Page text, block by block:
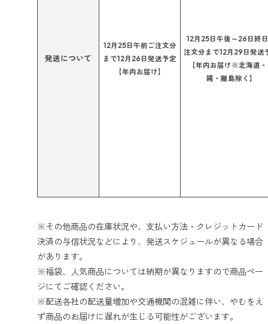
発送について
12月25日午前ご注文分
まで12月26日発送予定
【年内お届け】
12月25日午後～26日終
注文分まで12月29日発送
【年内お届け※北海道
縄・離島除く】
※その他商品の在庫状況や、支払い方法・クレジットカード
決済の与信状況などにより、発送スケジュールが異なる場合
があります。
※福袋、人気商品については納期が異なりますので商品ペー
ジにてご確認ください。
※配送各社の配送量増加や交通機関の混雑に伴い、やむをえ
ず商品のお届けに遅れが生じる可能性がございます。